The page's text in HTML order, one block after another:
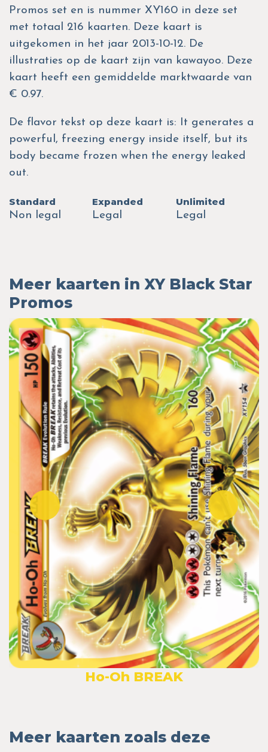
Promos set en is nummer XY160 in deze set
met totaal 216 kaarten. Deze kaart is
uitgekomen in het jaar 2013-10-12. De
illustraties op de kaart zijn van kawayoo. Deze
kaart heeft een gemiddelde marktwaarde van
€ 0.97.
De flavor tekst op deze kaart is: It generates a
powerful, freezing energy inside itself, but its
body became frozen when the energy leaked
out.
Standard
Non legal
Expanded
Legal
Unlimited
Legal
Meer kaarten in XY Black Star
Promos
Ho-Oh BREAK
Meer kaarten zoals deze